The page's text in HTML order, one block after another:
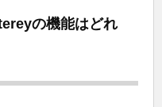
の機能はどれ